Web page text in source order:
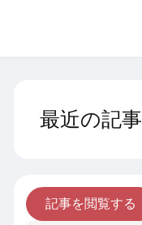
最近の記事
記事を閲覧する